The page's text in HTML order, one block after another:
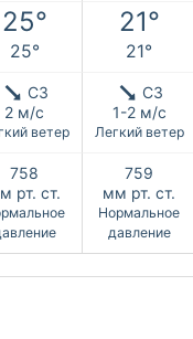
25° 21°
25° 21°
СЗ
2 м/с
ветер
СЗ
1-2 м/с
Легкий ветер
758
рт. ст.
759
мм рт. ст.
Нормальное
давление